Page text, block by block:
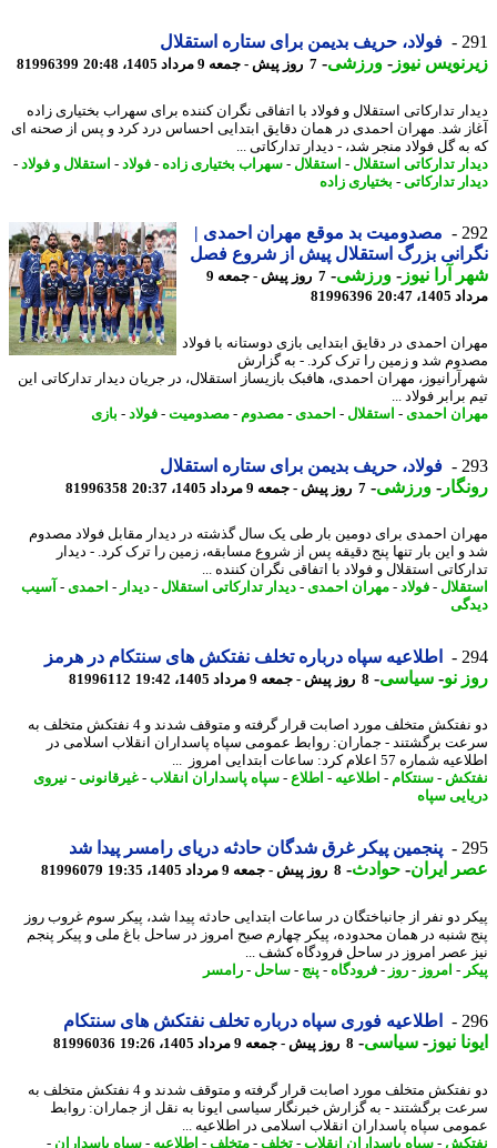
فولاد، حریف بدیمن برای ستاره استقلال
نیوز-ورزشی-7 روز پیش - جمعه 9 مرداد 1405، 20:48 81996399
تدارکاتی استقلال و فولاد با اتفاقی نگران کننده برای سهراب بختیاری زاده
شد. مهران احمدی در همان دقایق ابتدایی احساس درد کرد و پس از صحنه ای
گل فولاد منجر شد، - دیدار تدارکاتی ...
تدارکاتی استقلال-استقلال-سهراب بختیاری زاده - فولاد-استقلال و فولاد-
تدارکاتی-بختیاری زاده
مصدومیت بد موقع مهران احمدی |
بزرگ استقلال پیش از شروع فصل
آرا نیوز-ورزشی-
7 روز پیش - جمعه 9
20:47
81996396
احمدی در دقایق ابتدایی بازی دوستانه با فولاد
شد و زمین را ترک کرد. - به گزارش
مهران احمدی، هافبک بازیساز استقلال، در جریان دیدار تدارکاتی این
برابر فولاد ...
احمدی-استقلال-احمدی-مصدوم-مصدومیت-فولاد-بازی
فولاد، حریف بدیمن برای ستاره استقلال
-ورزشی-7 روز پیش - جمعه 9 مرداد 1405، 20:37 81996358
احمدی برای دومین بار طی یک سال گذشته در دیدار مقابل فولاد مصدوم
این بار تنها پنج دقیقه پس از شروع مسابقه، زمین را ترک کرد. - دیدار
استقلال و فولاد با اتفاقی نگران کننده ...
-فولاد-مهران احمدی-دیدار تدارکاتی استقلال-دیدار-احمدی-آسیب
اطلاعیه سپاه درباره تخلف نفتکش های سنتکام در هرمز
نو- سیاسی-8 روز پیش - جمعه 9 مرداد 1405، 19:42 81996112
دو نفتکش متخلف مورد اصابت قرار گرفته و متوقف شدند و 4 نفتکش متخلف به
برگشتند - جماران: روابط عمومی سپاه پاسداران انقلاب اسلامی در
57 اعلام کرد: ساعات ابتدایی امروز ...
-سنتکام-اطلاعیه-اطلاع-سپاه پاسداران انقلاب-غیرقانونی-نیروی
سپاه
پنجمین پیکر غرق شدگان حادثه دریای رامسر پیدا شد
ایران- حوادث -8 روز پیش - جمعه 9 مرداد 1405، 19:35 81996079
دو نفر از جانباختگان در ساعات ابتدایی حادثه پیدا شد، پیکر سوم غروب روز
شنبه در همان محدوده، پیکر چهارم صبح امروز در ساحل باغ ملی و پیکر پنجم
عصر امروز در ساحل فرودگاه کشف ...
-امروز- روز- فرودگاه-پنج -ساحل-رامسر
اطلاعیه فوری سپاه درباره تخلف نفتکش های سنتکام
نیوز-سیاسی-8 روز پیش - جمعه 9 مرداد 1405، 19:26 81996036
دو نفتکش متخلف مورد اصابت قرار گرفته و متوقف شدند و 4 نفتکش متخلف به
برگشتند - به گزارش خبرنگار سیاسی ایونا به نقل از جماران: روابط
سپاه پاسداران انقلاب اسلامی در اطلاعیه ...
-سپاه پاسداران انقلاب-تخلف-متخلف-اطلاعیه-سپاه پاسداران -